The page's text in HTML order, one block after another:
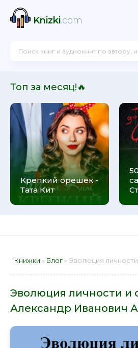
Knizki.com
Топ за месяц!🔥
Крепкий орешек -
Тата Кит
Книжки » Блог » Эволюция личности и ошибки - Александр
Эволюция личности и
Александр Иванович